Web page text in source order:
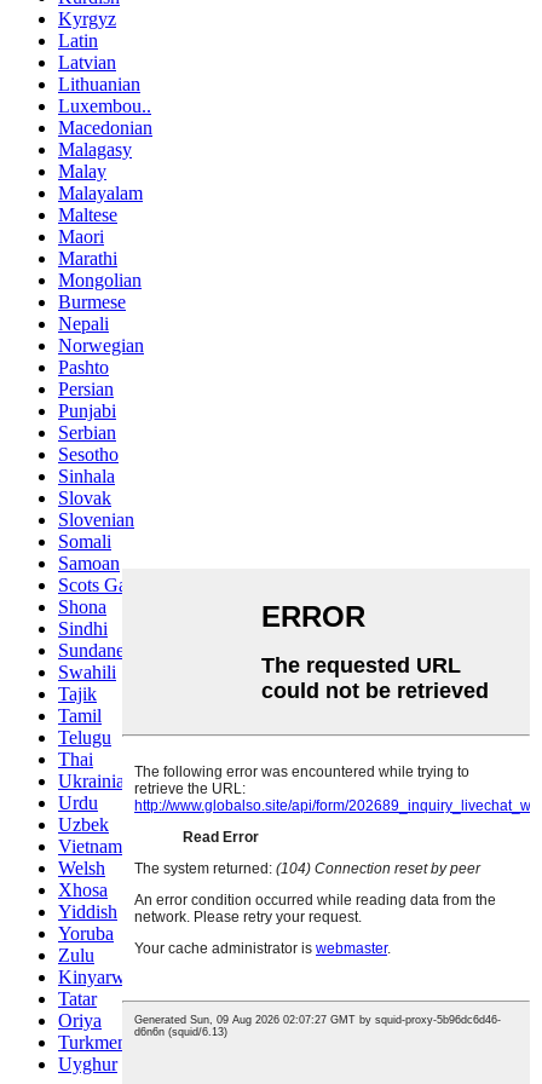
Kyrgyz
Latin
Latvian
Lithuanian
Luxembou..
Macedonian
Malagasy
Malay
Malayalam
Maltese
Maori
Marathi
Mongolian
Burmese
Nepali
Norwegian
Pashto
Persian
Punjabi
Serbian
Sesotho
Sinhala
Slovak
Slovenian
Somali
Samoan
Scots Gaelic
Shona
Sindhi
Sundanese
Swahili
Tajik
Tamil
Telugu
Thai
Ukrainian
Urdu
Uzbek
Vietnamese
Welsh
Xhosa
Yiddish
Yoruba
Zulu
Kinyarwanda
Tatar
Oriya
Turkmen
Uyghur